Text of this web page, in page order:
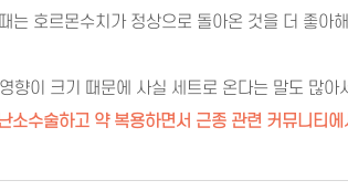
는 호르몬수치가 정상으로 돌아온 것을 더 좋아
향이 크기 때문에 사실 세트로 온다는 말도 많아
소수술하고 약 복용하면서 근종 관련 커뮤니티